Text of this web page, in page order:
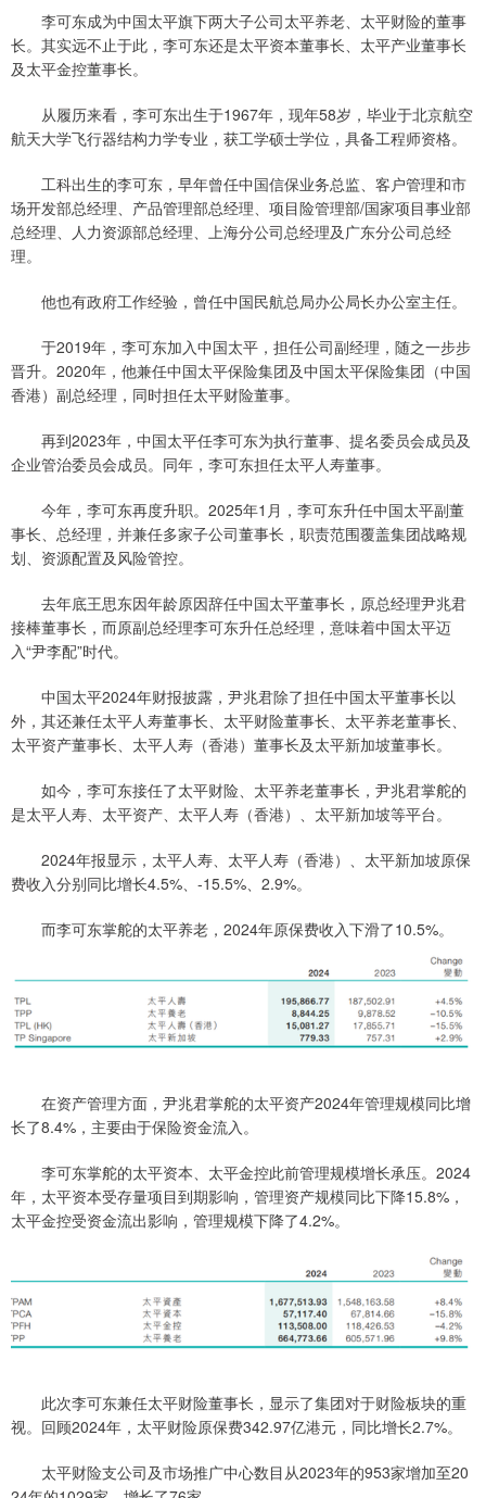
李可东成为中国太平旗下两大子公司太平养老、太平财险的董事
长。其实远不止于此，李可东还是太平资本董事长、太平产业董事长
及太平金控董事长。
从履历来看，李可东出生于1967年，现年58岁，毕业于北京航空
航天大学飞行器结构力学专业，获工学硕士学位，具备工程师资格。
工科出生的李可东，早年曾任中国信保业务总监、客户管理和市
场开发部总经理、产品管理部总经理、项目险管理部/国家项目事业部
总经理、人力资源部总经理、上海分公司总经理及广东分公司总经
理。
他也有政府工作经验，曾任中国民航总局办公局长办公室主任。
于2019年，李可东加入中国太平，担任公司副经理，随之一步步
晋升。2020年，他兼任中国太平保险集团及中国太平保险集团（中国
香港）副总经理，同时担任太平财险董事。
再到2023年，中国太平任李可东为执行董事、提名委员会成员及
企业管治委员会成员。同年，李可东担任太平人寿董事。
今年，李可东再度升职。2025年1月，李可东升任中国太平副董
事长、总经理，并兼任多家子公司董事长，职责范围覆盖集团战略规
划、资源配置及风险管控。
去年底王思东因年龄原因辞任中国太平董事长，原总经理尹兆君
接棒董事长，而原副总经理李可东升任总经理，意味着中国太平迈
入“尹李配”时代。
中国太平2024年财报披露，尹兆君除了担任中国太平董事长以
外，其还兼任太平人寿董事长、太平财险董事长、太平养老董事长、
太平资产董事长、太平人寿（香港）董事长及太平新加坡董事长。
如今，李可东接任了太平财险、太平养老董事长，尹兆君掌舵的
是太平人寿、太平资产、太平人寿（香港）、太平新加坡等平台。
2024年报显示，太平人寿、太平人寿（香港）、太平新加坡原保
费收入分别同比增长4.5%、-15.5%、2.9%。
而李可东掌舵的太平养老，2024年原保费收入下滑了10.5%。
在资产管理方面，尹兆君掌舵的太平资产2024年管理规模同比增
长了8.4%，主要由于保险资金流入。
李可东掌舵的太平资本、太平金控此前管理规模增长承压。2024
年，太平资本受存量项目到期影响，管理资产规模同比下降15.8%，
太平金控受资金流出影响，管理规模下降了4.2%。
此次李可东兼任太平财险董事长，显示了集团对于财险板块的重
视。回顾2024年，太平财险原保费342.97亿港元，同比增长2.7%。
太平财险支公司及市场推广中心数目从2023年的953家增加至20